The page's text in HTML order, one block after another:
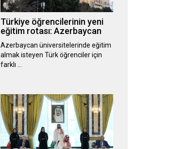
Türkiye öğrencilerinin yeni
eğitim rotası: Azerbaycan
Azerbaycan üniversitelerinde eğitim
almak isteyen Türk öğrenciler için
farklı …